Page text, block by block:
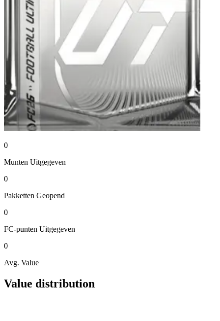
0
Munten Uitgegeven
0
Pakketten Geopend
0
FC-punten Uitgegeven
0
Avg. Value
Value distribution